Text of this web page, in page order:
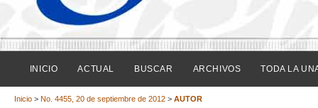
INICIO ACTUAL BUSCAR ARCHIVOS TODA LA
Inicio > No. 4455, 20 de septiembre de 2012 > AUTOR